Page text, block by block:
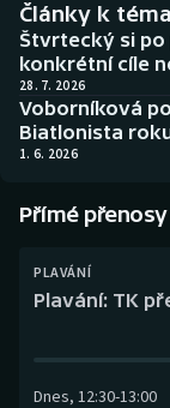
Biatlon
Boby a skeleton
Box
Curling
Dostihy
Aplikace ČT
AZ kvíz
Články k
Štvrtecký si po
konkrétní cíle
28. 7. 2026
Voborníková
Biatlonista
1. 6. 2026
Přímé přenosy
PLAVÁNÍ
Plavání: TK
Dnes, 12:30-13:00